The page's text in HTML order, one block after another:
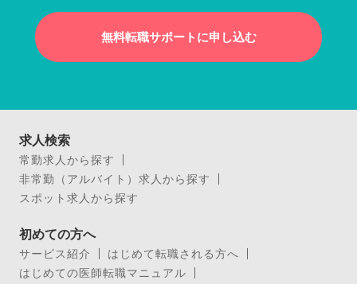
無料転職サポートに申し込む
求人検索
常勤求人から探す
非常勤（アルバイト）求人から探す
スポット求人から探す
初めての方へ
サービス紹介
はじめて転職される方へ
はじめての医師転職マニュアル